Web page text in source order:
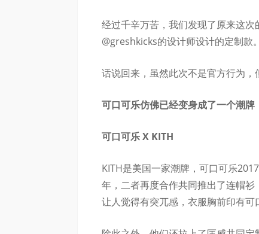
经过千辛万苦，我们发现了原来这次
@greshkicks的设计师设计的定制款。
话说回来，虽然此次不是官方行为，
可口可乐仿佛已经变身成了一个潮牌
可口可乐 X KITH
KITH是美国一家潮牌，可口可乐
年，二者再度合作共同推出了连帽
让人觉得有突兀感，衣服胸前印有可